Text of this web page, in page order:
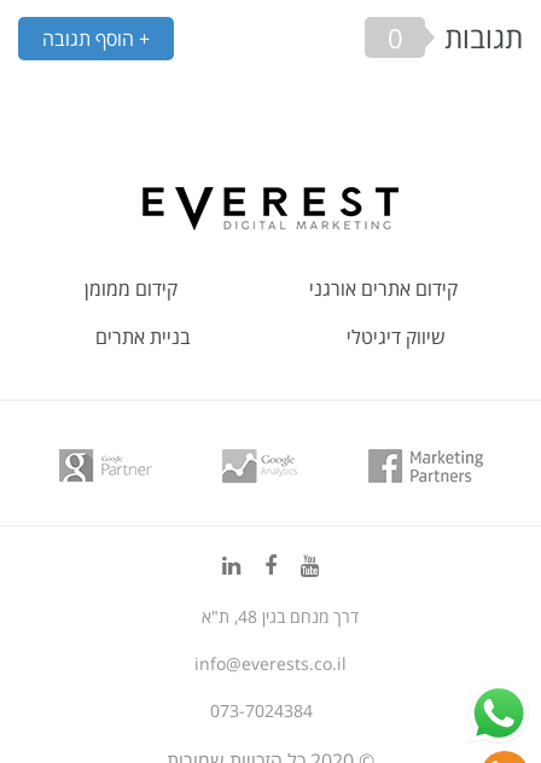
תגובות 0 + הוסף תגובה
קידום אתרים אורגני
קידום ממומן
שיווק דיגיטלי
בניית אתרים
דרך מנחם בגין 48, ת"א
info@everests.co.il
073-7024384